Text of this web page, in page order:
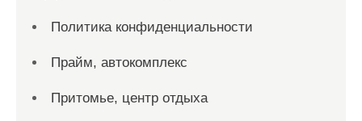
Политика конфиденциальности
Прайм, автокомплекс
Притомье, центр отдыха